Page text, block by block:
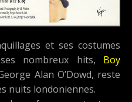
et ses costumes
nombreux hits, Boy
Alan O’Dowd, reste
nuits londoniennes.